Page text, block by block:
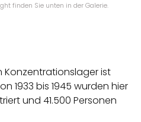
finden Sie unten in der Galerie.
Konzentrationslager ist
1933 bis 1945 wurden hier
und 41.500 Personen